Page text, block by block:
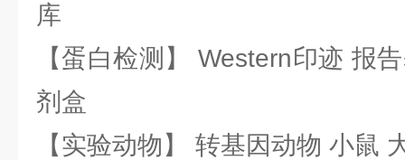
库
【蛋白检测】 Western印迹 报
剂盒
【实验动物】 转基因动物 小鼠